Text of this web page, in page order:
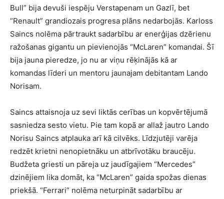
Bull” bija devuši iespēju Verstapenam un Gazlī, bet
“Renault” grandiozais progresa plāns nedarbojās. Karloss
Saincs nolēma pārtraukt sadarbību ar enerģijas dzērienu
ražošanas gigantu un pievienojās “McLaren” komandai. Šī
bija jauna pieredze, jo nu ar viņu rēķinājās kā ar
komandas līderi un mentoru jaunajam debitantam Lando
Norisam.
Saincs attaisnoja uz sevi liktās cerības un kopvērtējumā
sasniedza sesto vietu. Pie tam kopā ar allaž jautro Lando
Norisu Saincs atplauka arī kā cilvēks. Līdzjutēji varēja
redzēt krietni nenopietnāku un atbrīvotāku braucēju.
Budžeta griesti un pāreja uz jaudīgajiem “Mercedes”
dzinējiem lika domāt, ka “McLaren” gaida spožas dienas
priekšā. “Ferrari” nolēma neturpināt sadarbību ar